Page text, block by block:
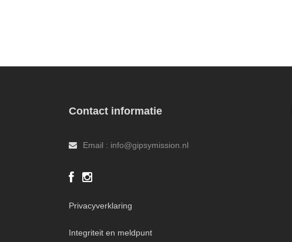
Contact informatie
Email : info@gipsymission.nl
Privacyverklaring
Integriteit en meldpunt